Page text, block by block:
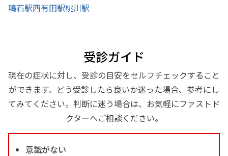
鳴石駅西有田駅桃川駅
受診ガイド
現在の症状に対し、受診の目安をセルフチェックすること
ができます。どう受診したら良いか迷った場合、参考にし
てみてください。判断に迷う場合は、お気軽にファストド
クターへご相談ください。
意識がない